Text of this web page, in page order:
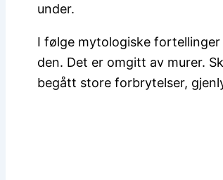
under.
I følge mytologiske
den. Det er omgitt av murer.
begått store forbrytelser,